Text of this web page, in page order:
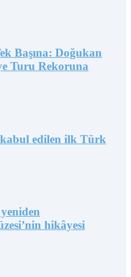
Başına: Doğukan
Turu Rekoruna
kabul edilen ilk Türk
hikâyesi